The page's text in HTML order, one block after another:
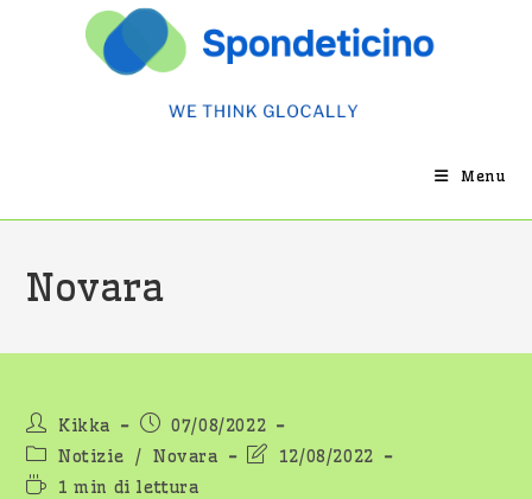
Menu
Novara
Autore
dell'articolo:
Kikka
Articolo
pubblicato:
07/08/2022
Categoria
dell'articolo:
Notizie / Novara
Ultima12/08/2022
Tempo1 min di lettura